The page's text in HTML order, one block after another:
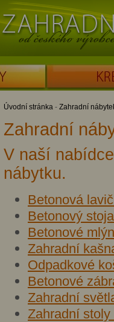
Zahradní krby od
KRBOUDÍRNY
Úvodní stránka - Zahradní
Zahradní
V naší
nábytku.
Betonová
Betonový
Betonové
Zahradní
Odpadkové
Betonové
Zahradní
Zahradní